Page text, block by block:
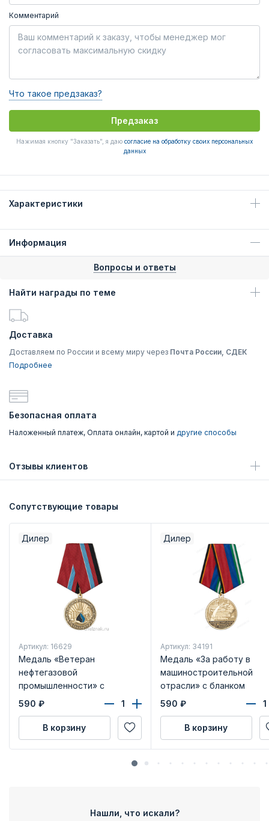
Комментарий
Что такое предзаказ?
Предзаказ
Нажимая кнопку "Заказать", я даю согласие на обработку своих персональных
данных
Характеристики
Информация
Вопросы и ответы
Найти награды по теме
Доставка
Доставляем по России и всему миру через Почта России, СДЕК
Подробнее
Безопасная оплата
Наложенный платеж, Оплата онлайн, картой и другие способы
Отзывы клиентов
Сопутствующие товары
Дилер
Артикул: 16629
Медаль «Ветеран
нефтегазовой
промышленности» с
бланком удостоверения
590 ₽
В корзину
Дилер
Артикул: 34191
Медаль «За работу в
машиностроительной
отрасли» с бланком
удостоверения
590 ₽
В корзину
Нашли, что искали?